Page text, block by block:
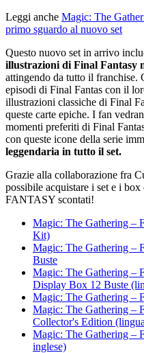
Leggi anche Magic: The
primo sguardo al nuovo set
Questo nuovo set in arrivo
illustrazioni di Final Fantasy
attingendo da tutto il franchise.
episodi di Final Fantas con il
illustrazioni classiche di Final
queste carte epiche. I fan
momenti preferiti di Final
con queste icone della serie
leggendaria in tutto il set.
Grazie alla collaborazione fra
possibile acquistare i set e i
FANTASY scontati!
Magic: The Gathering –
Kit)
Magic: The Gathering –
Buste
Magic: The Gathering –
Display Box 12 Buste
Magic: The Gathering –
Magic: The Gathering –
Collector's Edition
Magic: The Gathering –
inglese)